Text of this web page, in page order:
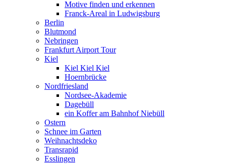
Motive finden und erkennen
Franck-Areal in Ludwigsburg
Berlin
Blutmond
Nebringen
Frankfurt Airport Tour
Kiel
Kiel Kiel Kiel
Hoernbrücke
Nordfriesland
Nordsee-Akademie
Dagebüll
ein Koffer am Bahnhof Niebüll
Ostern
Schnee im Garten
Weihnachtsdeko
Transrapid
Esslingen